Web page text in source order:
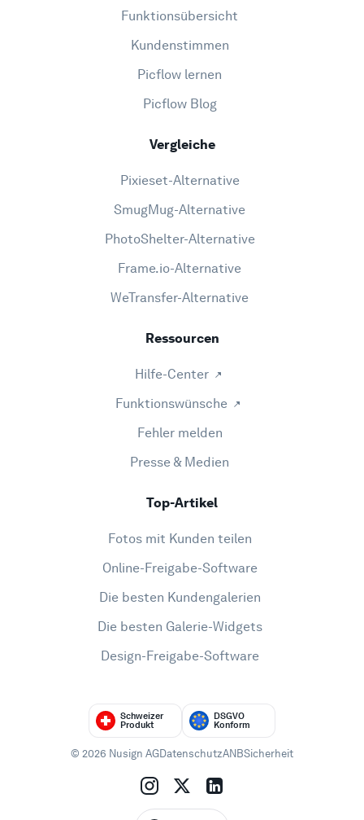
Funktionsübersicht
Kundenstimmen
Picflow lernen
Picflow Blog
Vergleiche
Pixieset-Alternative
SmugMug-Alternative
PhotoShelter-Alternative
Frame.io-Alternative
WeTransfer-Alternative
Ressourcen
Hilfe-Center
Funktionswünsche
Fehler melden
Presse & Medien
Top-Artikel
Fotos mit Kunden teilen
Online-Freigabe-Software
Die besten Kundengalerien
Die besten Galerie-Widgets
Design-Freigabe-Software
Schweizer
Produkt
DSGVO
Konform
© 2026 Nusign AGDatenschutzANBSicherheit